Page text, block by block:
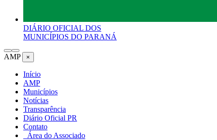
DIÁRIO OFICIAL DOS
MUNICÍPIOS DO PARANÁ
AMP ×
Início
AMP
Municípios
Notícias
Transparência
Diário Oficial PR
Contato
Área do Associado